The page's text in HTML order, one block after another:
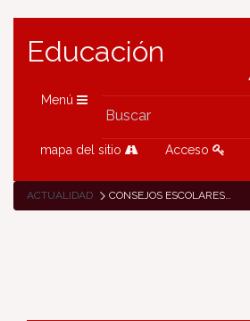
Educación
Menú
mapa del sitio Acceso
ACTUALIDAD CONSEJOS ESCOLARES CURSO 2025/2026